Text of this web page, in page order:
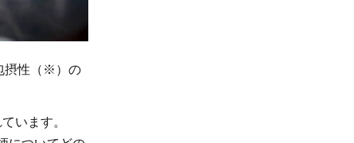
摂性（※）の
います。